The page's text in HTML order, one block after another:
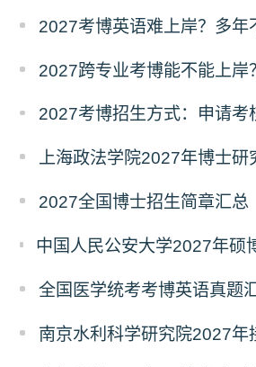
2027考博招生方式：申请考
上海政法学院2027年博士研
2027全国博士招生简章汇总